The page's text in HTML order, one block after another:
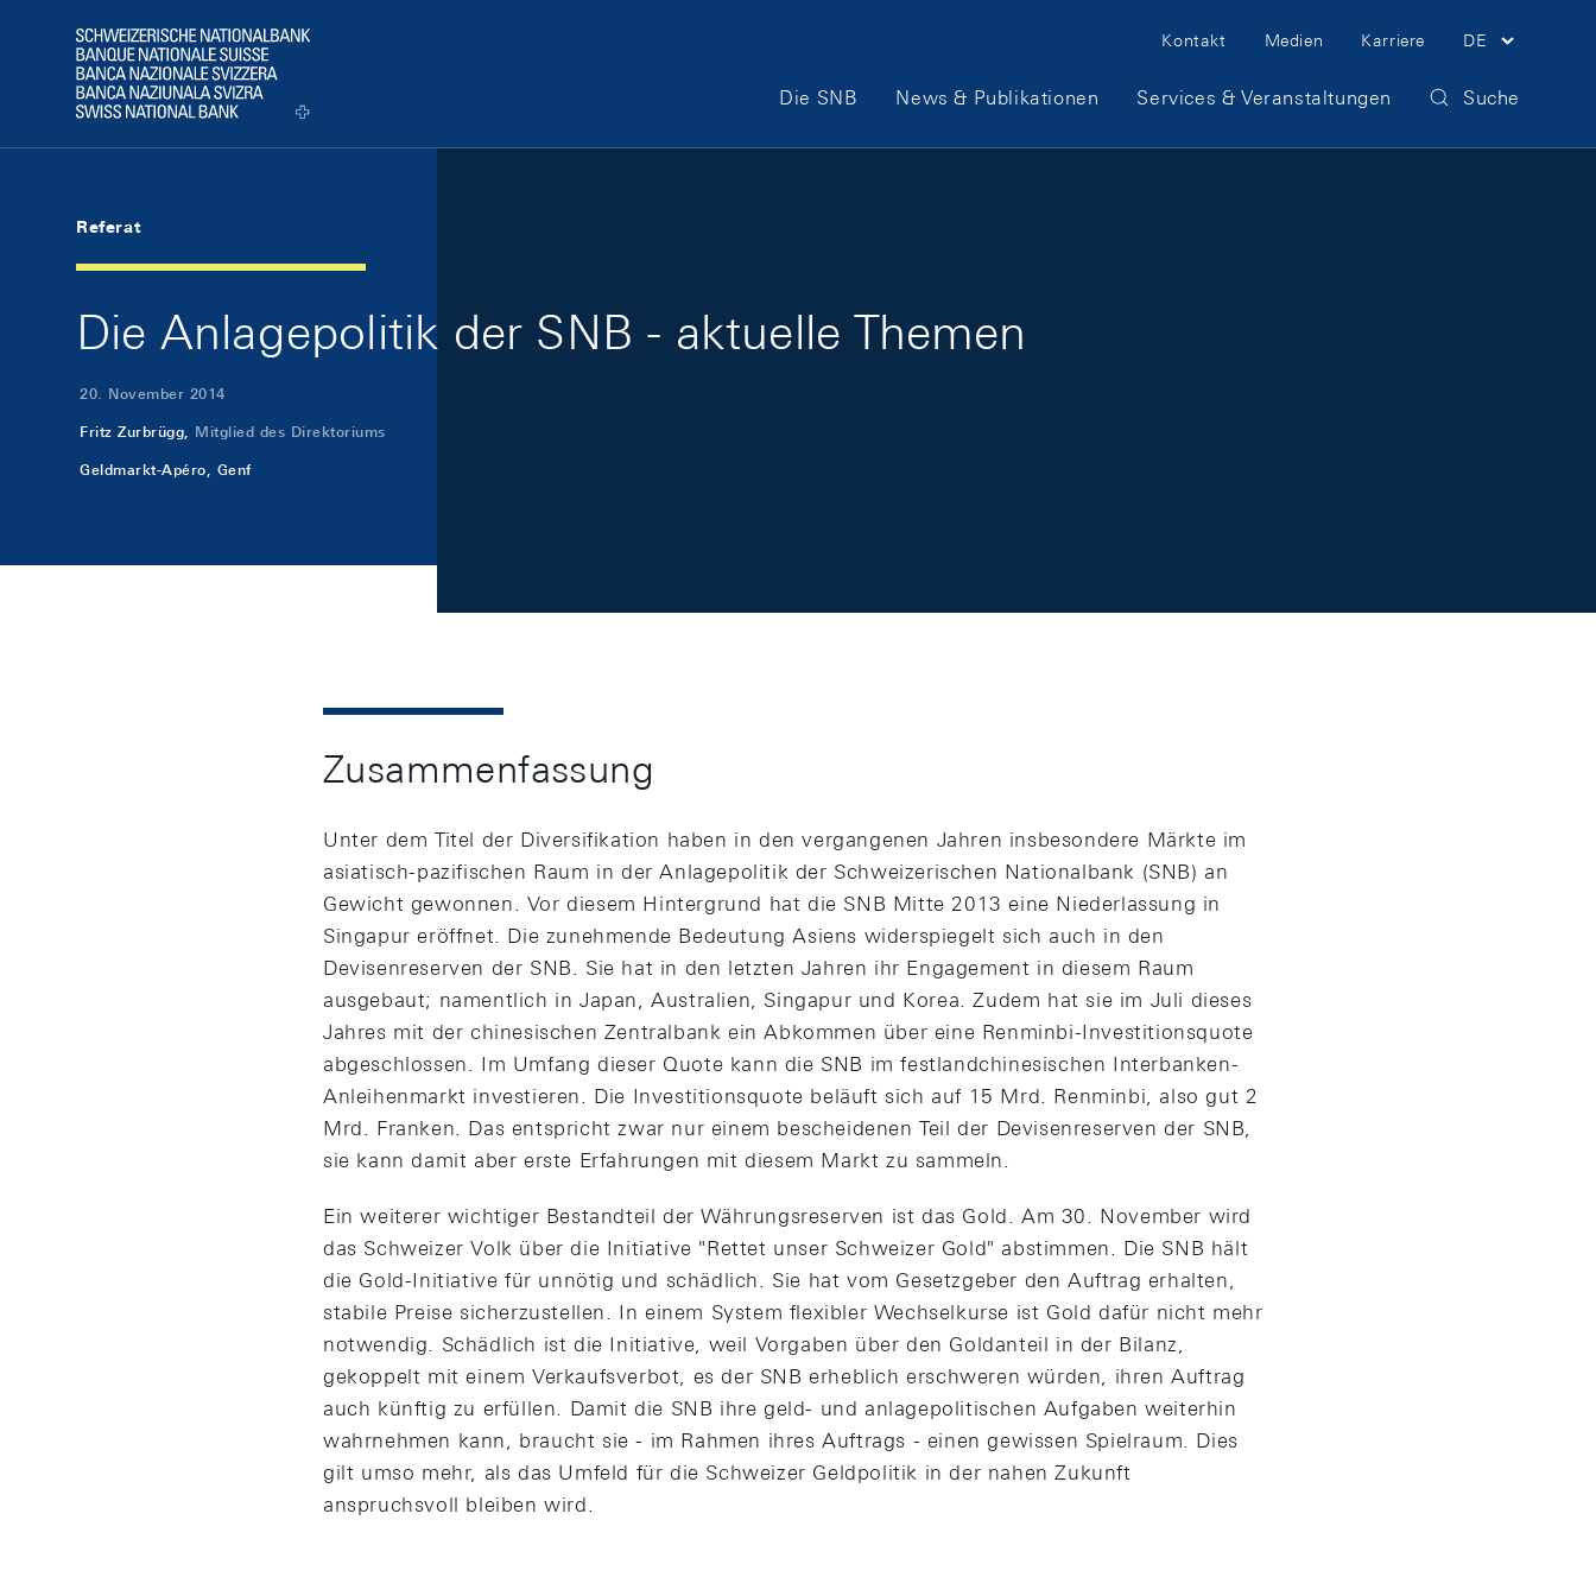
Logo
Meta Navigation
Kontakt Medien Karriere DE
Hauptnavigation
Die SNB News & Publikationen Services & Veranstaltungen Suche
Referat
Die Anlagepolitik der SNB - aktuelle Themen
20. November 2014
Fritz Zurbrügg, Mitglied des Direktoriums
Geldmarkt-Apéro, Genf
Zusammenfassung
Unter dem Titel der Diversifikation haben in den vergangenen Jahren insbesondere Märkte im
asiatisch-pazifischen Raum in der Anlagepolitik der Schweizerischen Nationalbank (SNB) an
Gewicht gewonnen. Vor diesem Hintergrund hat die SNB Mitte 2013 eine Niederlassung in
Singapur eröffnet. Die zunehmende Bedeutung Asiens widerspiegelt sich auch in den
Devisenreserven der SNB. Sie hat in den letzten Jahren ihr Engagement in diesem Raum
ausgebaut; namentlich in Japan, Australien, Singapur und Korea. Zudem hat sie im Juli dieses
Jahres mit der chinesischen Zentralbank ein Abkommen über eine Renminbi-Investitionsquote
abgeschlossen. Im Umfang dieser Quote kann die SNB im festlandchinesischen Interbanken-
Anleihenmarkt investieren. Die Investitionsquote beläuft sich auf 15 Mrd. Renminbi, also gut 2
Mrd. Franken. Das entspricht zwar nur einem bescheidenen Teil der Devisenreserven der SNB,
sie kann damit aber erste Erfahrungen mit diesem Markt zu sammeln.
Ein weiterer wichtiger Bestandteil der Währungsreserven ist das Gold. Am 30. November wird
das Schweizer Volk über die Initiative "Rettet unser Schweizer Gold" abstimmen. Die SNB hält
die Gold-Initiative für unnötig und schädlich. Sie hat vom Gesetzgeber den Auftrag erhalten,
stabile Preise sicherzustellen. In einem System flexibler Wechselkurse ist Gold dafür nicht mehr
notwendig. Schädlich ist die Initiative, weil Vorgaben über den Goldanteil in der Bilanz,
gekoppelt mit einem Verkaufsverbot, es der SNB erheblich erschweren würden, ihren Auftrag
auch künftig zu erfüllen. Damit die SNB ihre geld- und anlagepolitischen Aufgaben weiterhin
wahrnehmen kann, braucht sie - im Rahmen ihres Auftrags - einen gewissen Spielraum. Dies
gilt umso mehr, als das Umfeld für die Schweizer Geldpolitik in der nahen Zukunft
anspruchsvoll bleiben wird.